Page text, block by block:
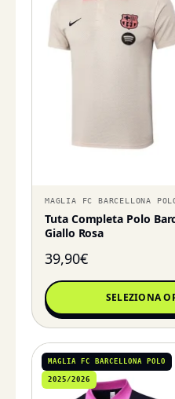
MAGLIA FC BARCELLONA
Tuta Completa Polo
Giallo Rosa
39,90€
SELEZIONA
MAGLIA FC BARCELLONA POLO
2025/2026